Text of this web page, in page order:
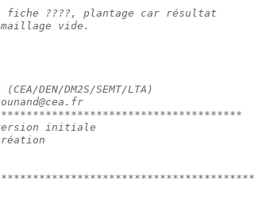
????, plantage car résultat
vide.
DEN/DM2S/SEMT/LTA)
initiale